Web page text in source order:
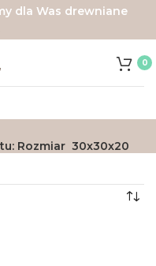
0
Rozmiar 30x30x20
dla Was drewniane